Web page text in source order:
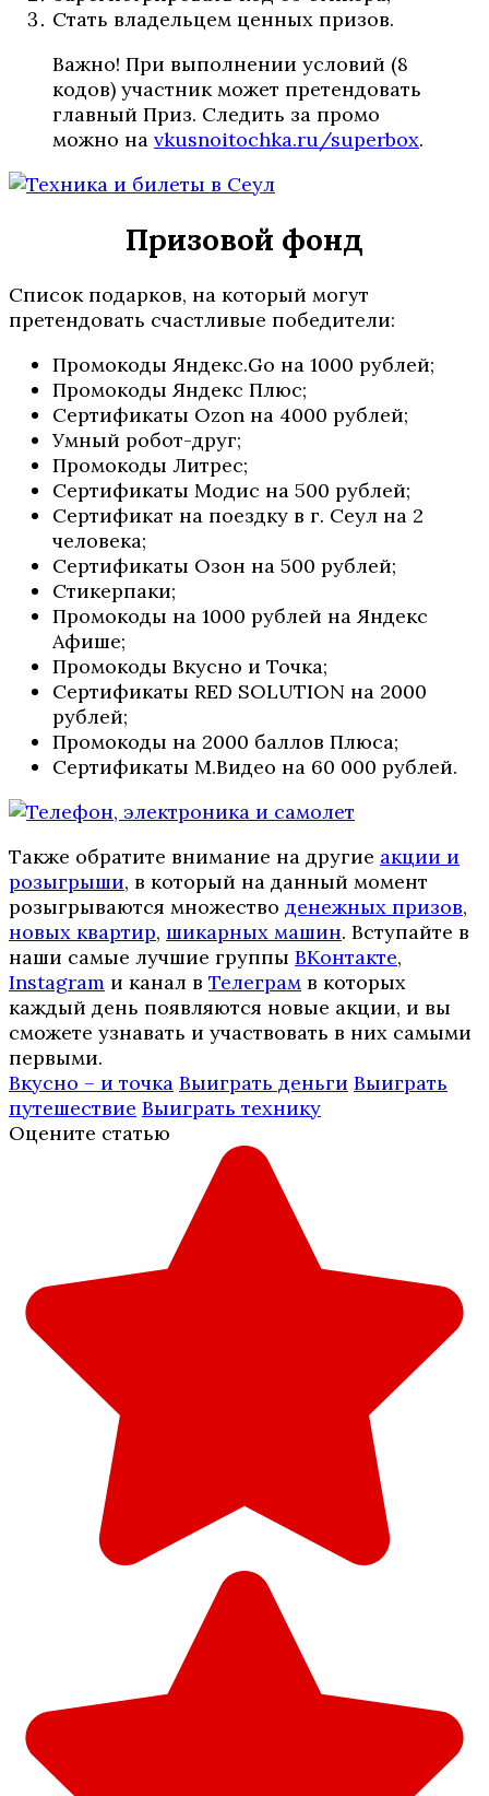
Стать владельцем ценных призов.
Важно! При выполнении условий (8
кодов) участник может претендовать
главный Приз. Следить за промо
можно на vkusnoitochka.ru/superbox.
Призовой фонд
Список подарков, на который могут
претендовать счастливые победители:
Промокоды Яндекс.Go на 1000 рублей;
Промокоды Яндекс Плюс;
Сертификаты Ozon на 4000 рублей;
Умный робот-друг;
Промокоды Литрес;
Сертификаты Модис на 500 рублей;
Сертификат на поездку в г. Сеул на 2
человека;
Сертификаты Озон на 500 рублей;
Стикерпаки;
Промокоды на 1000 рублей на Яндекс
Афише;
Промокоды Вкусно и Точка;
Сертификаты RED SOLUTION на 2000
рублей;
Промокоды на 2000 баллов Плюса;
Сертификаты М.Видео на 60 000 рублей.
Также обратите внимание на другие акции и
розыгрыши, в который на данный момент
розыгрываются множество денежных призов,
новых квартир, шикарных машин. Вступайте в
наши самые лучшие группы ВКонтакте,
Instagram и канал в Телеграм в которых
каждый день появляются новые акции, и вы
сможете узнавать и участвовать в них самыми
первыми.
Вкусно – и точка Выиграть деньги Выиграть
путешествие Выиграть технику
Оцените статью